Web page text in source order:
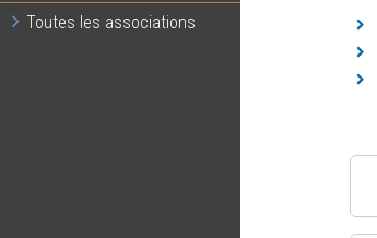
Toutes les associations